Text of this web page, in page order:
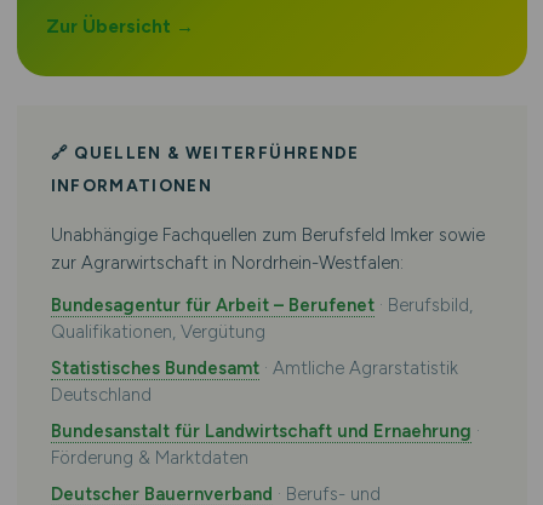
Zur Übersicht →
🔗 QUELLEN & WEITERFÜHRENDE
INFORMATIONEN
Unabhängige Fachquellen zum Berufsfeld Imker sowie
zur Agrarwirtschaft in Nordrhein-Westfalen:
Bundesagentur für Arbeit – Berufenet· Berufsbild,
Qualifikationen, Vergütung
Statistisches Bundesamt· Amtliche Agrarstatistik
Deutschland
Bundesanstalt für Landwirtschaft und Ernaehrung ·
Förderung & Marktdaten
Deutscher Bauernverband · Berufs- und